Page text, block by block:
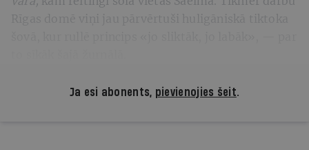
Rīgas domē viņi jau pārvērtuši huligāniskā tiktoka
Ja esi abonents, pievienojies šeit.